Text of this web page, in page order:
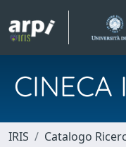
CINECA
IRIS Catalogo